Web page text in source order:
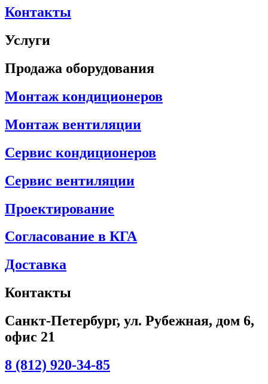
Контакты
Услуги
Продажа оборудования
Монтаж кондиционеров
Монтаж вентиляции
Сервис кондиционеров
Сервис вентиляции
Проектирование
Согласование в КГА
Доставка
Контакты
Санкт-Петербург, ул. Рубежная, дом 6,
офис 21
8 (812) 920-34-85